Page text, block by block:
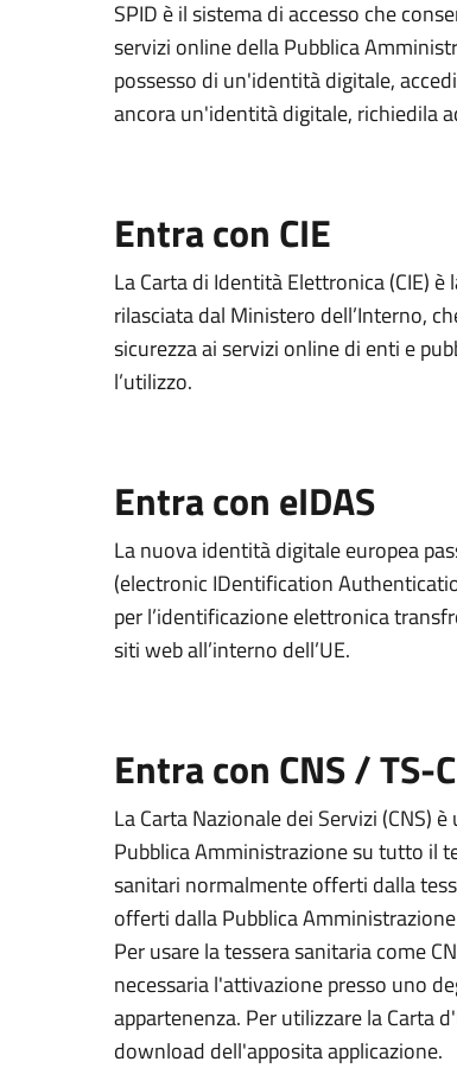
SPID è il sistema di accesso che
servizi online della Pubblica
possesso di un'identità digitale,
ancora un'identità digitale, richiedila
Entra con CIE
La Carta di Identità Elettronica (CIE)
rilasciata dal Ministero dell’Interno,
sicurezza ai servizi online di enti e
l’utilizzo.
Entra con eIDAS
La nuova identità digitale europea
(electronic IDentification
per l’identificazione elettronica
siti web all’interno dell’UE.
Entra con CNS / TS-
La Carta Nazionale dei Servizi (CNS)
Pubblica Amministrazione su tutto il
sanitari normalmente offerti dalla
offerti dalla Pubblica
Per usare la tessera sanitaria come
necessaria l'attivazione presso uno
appartenenza. Per utilizzare la Carta
download dell'apposita applicazione.